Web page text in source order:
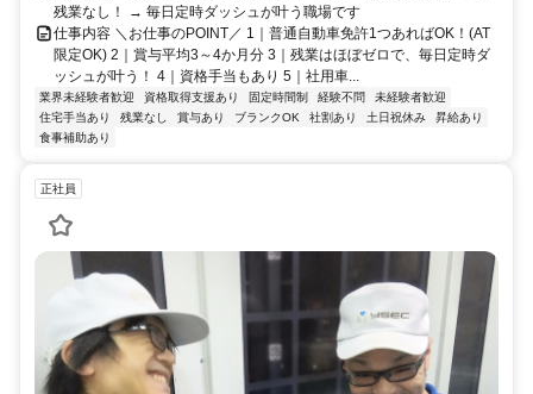
残業なし！ → 毎日定時ダッシュが叶う職場です
仕事内容 ＼お仕事のPOINT／ 1｜普通自動車免許1つあればOK！(AT
限定OK) 2｜賞与平均3～4か月分 3｜残業はほぼゼロで、毎日定時ダ
ッシュが叶う！ 4｜資格手当もあり 5｜社用車...
業界未経験者歓迎 資格取得支援あり 固定時間制 経験不問
未経験者歓迎
住宅手当あり
残業なし 賞与あり ブランクOK 社割あり 土日祝休み
昇給あり
食事補助あり
正社員